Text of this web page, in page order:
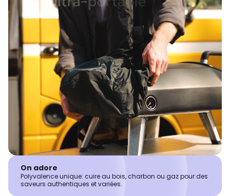
On adore
Polyvalence unique: cuire au bois, charbon ou gaz pour des
saveurs authentiques et variées.